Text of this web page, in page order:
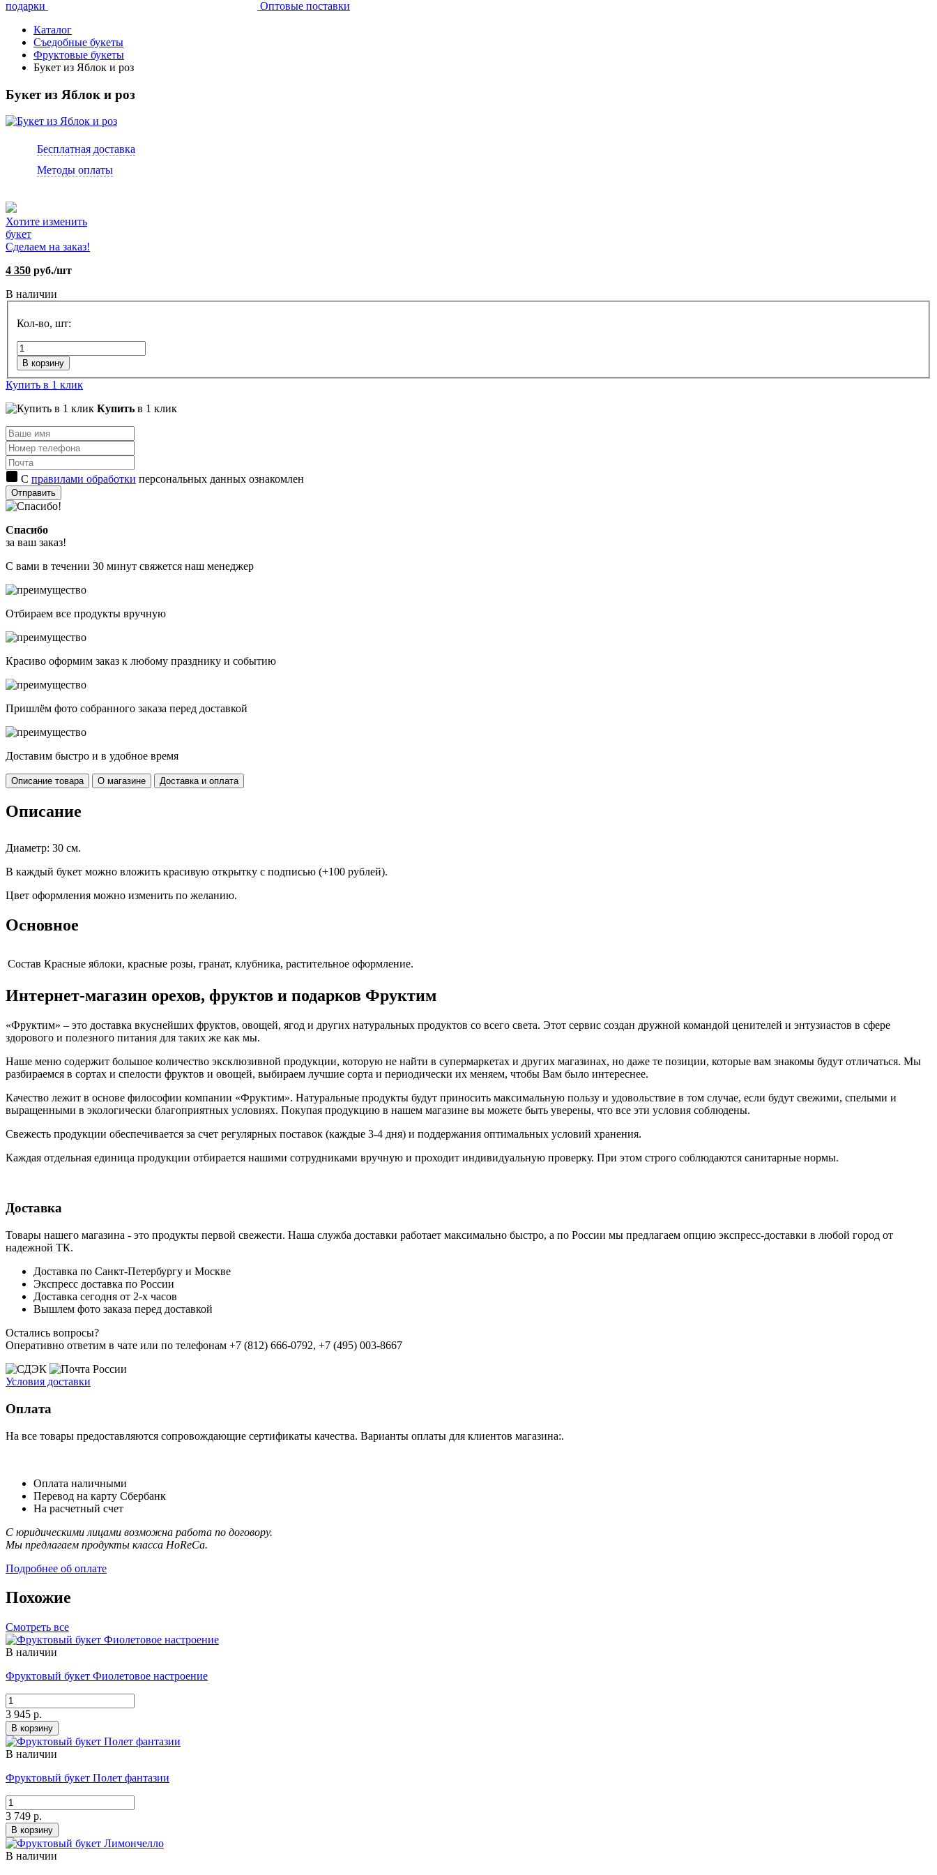
подарки
Оптовые поставки
Каталог
Съедобные букеты
Фруктовые букеты
Букет из Яблок и роз
Букет из Яблок и роз
Бесплатная доставка
Методы оплаты
Хотите изменить
букет
Сделаем на заказ!
4 350 руб./шт
В наличии
Кол-во, шт:
В корзину
Купить в 1 клик
Купить в 1 клик
С правилами обработки персональных данных ознакомлен
Отправить
Спасибо
за ваш заказ!
С вами в течении 30 минут свяжется наш менеджер
Отбираем все продукты вручную
Красиво оформим заказ к любому празднику и событию
Пришлём фото собранного заказа перед доставкой
Доставим быстро и в удобное время
Описание товара О магазине Доставка и оплата
Описание
Диаметр: 30 см.
В каждый букет можно вложить красивую открытку с подписью (+100 рублей).
Цвет оформления можно изменить по желанию.
Основное
Cостав Красные яблоки, красные розы, гранат, клубника, растительное оформление.
Интернет-магазин орехов, фруктов и подарков Фруктим
«Фруктим» – это доставка вкуснейших фруктов, овощей, ягод и других натуральных продуктов со всего света. Этот сервис создан дружной командой ценителей и энтузиастов в сфере
здорового и полезного питания для таких же как мы.
Наше меню содержит большое количество эксклюзивной продукции, которую не найти в супермаркетах и других магазинах, но даже те позиции, которые вам знакомы будут отличаться. Мы
разбираемся в сортах и спелости фруктов и овощей, выбираем лучшие сорта и периодически их меняем, чтобы Вам было интереснее.
Качество лежит в основе философии компании «Фруктим». Натуральные продукты будут приносить максимальную пользу и удовольствие в том случае, если будут свежими, cпелыми и
выращенными в экологически благоприятных условиях. Покупая продукцию в нашем магазине вы можете быть уверены, что все эти условия соблюдены.
Свежесть продукции обеспечивается за счет регулярных поставок (каждые 3-4 дня) и поддержания оптимальных условий хранения.
Каждая отдельная единица продукции отбирается нашими сотрудниками вручную и проходит индивидуальную проверку. При этом строго соблюдаются санитарные нормы.
Доставка
Товары нашего магазина - это продукты первой свежести. Наша служба доставки работает максимально быстро, а по России мы предлагаем опцию экспресс-доставки в любой город от
надежной ТК.
Доставка по Санкт-Петербургу и Москве
Экспресс доставка по России
Доставка сегодня от 2-х часов
Вышлем фото заказа перед доставкой
Остались вопросы?
Оперативно ответим в чате или по телефонам +7 (812) 666-0792, +7 (495) 003-8667
Условия доставки
Оплата
На все товары предоставляются сопровождающие сертификаты качества. Варианты оплаты для клиентов магазина:.
Оплата наличными
Перевод на карту Сбербанк
На расчетный счет
С юридическими лицами возможна работа по договору.
Мы предлагаем продукты класса HoReCa.
Подробнее об оплате
Похожие
Смотреть все
В наличии
Фруктовый букет Фиолетовое настроение
3 945 р.
В корзину
В наличии
Фруктовый букет Полет фантазии
3 749 р.
В корзину
В наличии